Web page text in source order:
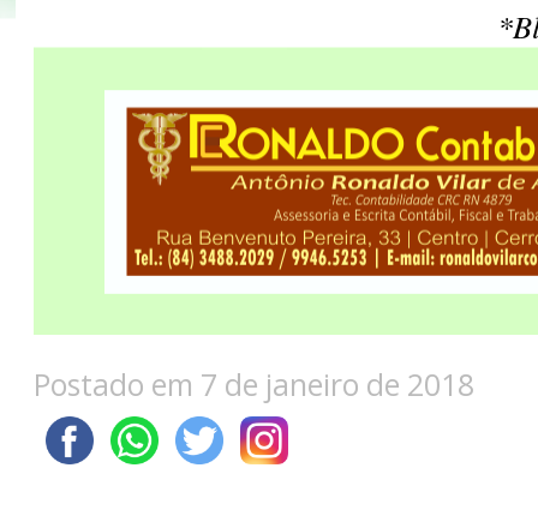
Postado em 7 de janeiro de 2018